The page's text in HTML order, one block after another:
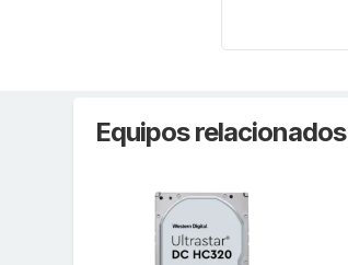
Equipos relacionados